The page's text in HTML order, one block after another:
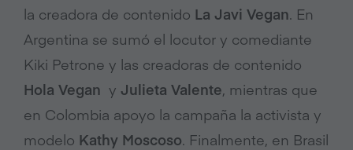
la creadora de contenido La Javi Vegan. En
Argentina se sumó el locutor y comediante
Kiki Petrone y las creadoras de contenido
Hola Vegan y Julieta Valente, mientras que
en Colombia apoyo la campaña la activista y
modelo Kathy Moscoso. Finalmente, en Brasil